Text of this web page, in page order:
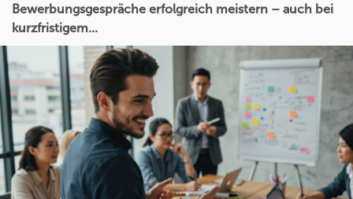
Bewerbungsgespräche erfolgreich meistern – auch bei
kurzfristigem...